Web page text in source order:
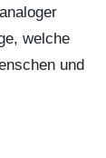
welche
und